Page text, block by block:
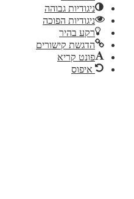
ניגודיות גבוהה
ניגודיות הפוכה
רקע בהיר
הדגשת קישורים
פונט קריא
איפוס